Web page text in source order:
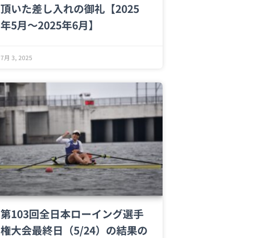
頂いた差し入れの御礼【2025
年5月〜2025年6月】
7月 3, 2025
第103回全日本ローイング選手
権大会最終日（5/24）の結果の